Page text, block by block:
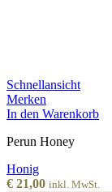
Schnellansicht
Merken
In den Warenkorb
Perun Honey
Honig
€ 21,00 inkl. MwSt.